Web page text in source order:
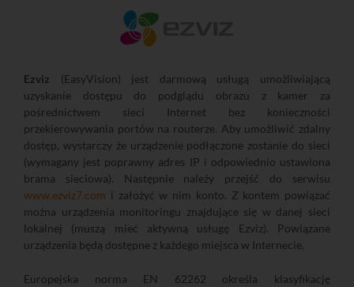
Ezviz (EasyVision) jest darmową usługą umożliwiającą
uzyskanie dostępu do podglądu obrazu z kamer za
pośrednictwem sieci Internet bez konieczności
przekierowywania portów na routerze. Aby umożliwić zdalny
dostęp, wystarczy że urządzenie podłączone zostanie do sieci
(wymagany jest poprawny adres IP i odpowiednio ustawiona
brama sieciowa). Następnie należy przejść do serwisu
www.ezviz7.com i założyć w nim konto. Z kontem powiązać
można urządzenia monitoringu znajdujące się w danej sieci
lokalnej (muszą mieć aktywną usługę Ezviz). Powiązane
urządzenia będą dostępne z każdego miejsca w Internecie.
Europejska norma EN 62262 określa klasyfikację